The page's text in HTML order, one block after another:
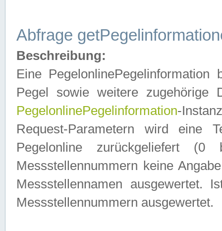
Abfrage
Beschreibung:
Eine
Pegel sowie weitere zugehörige
PegelonlinePegelinformation-
Request-Parametern wird eine
Pegelonline zurückgeliefert
Messstellennummern keine
Messstellennamen ausgewertet.
Messstellennummern ausgewertet.